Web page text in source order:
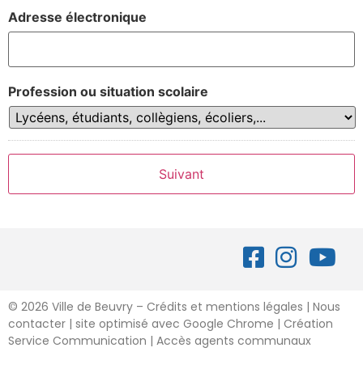
Adresse électronique
Profession ou situation scolaire
© 2026 Ville de Beuvry – Crédits et mentions légales | Nous
contacter | site optimisé avec Google Chrome | Création
Service Communication | Accès agents communaux